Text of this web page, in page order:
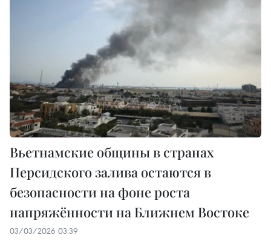
Вьетнамские общины в странах
Персидского залива остаются в
безопасности на фоне роста
напряжённости на Ближнем Востоке
03/03/2026 03:39